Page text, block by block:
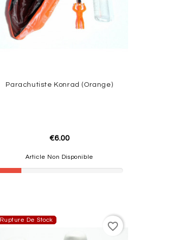
Parachutiste Konrad (Orange)
€6.00
Article Non Disponible
Rupture De Stock
favorite_border